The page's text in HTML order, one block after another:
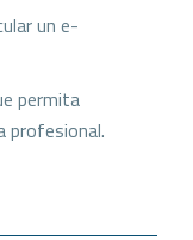
un e-
permita
profesional.